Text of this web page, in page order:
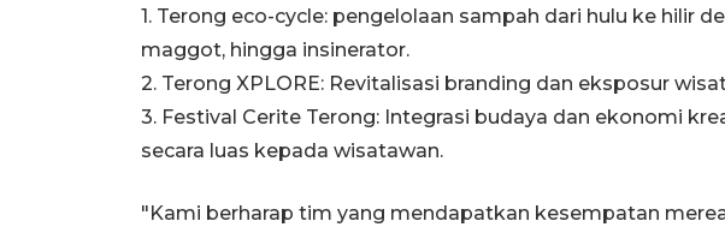
1. Terong eco-cycle: pengelolaan sampah dari hulu ke hilir
maggot, hingga insinerator.
2. Terong XPLORE: Revitalisasi branding dan eksposur
3. Festival Cerite Terong: Integrasi budaya dan ekonomi
secara luas kepada wisatawan.
"Kami berharap tim yang mendapatkan kesempatan